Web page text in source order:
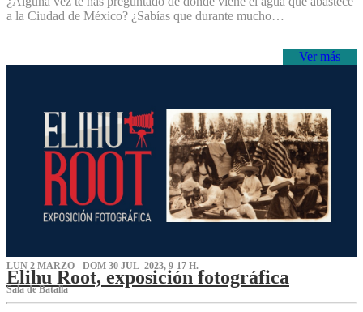
a la Ciudad de México? ¿Sabías que durante mucho…
Ver más
LUN 2 MARZO - DOM 30 JUL 2023, 9-17 H.
Elihu Root, exposición fotográfica
Sala de Batalla